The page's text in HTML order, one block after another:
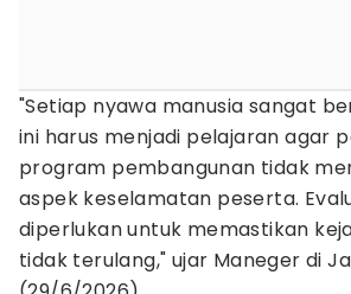
"Setiap nyawa manusia sangat
ini harus menjadi pelajaran agar
program pembangunan tidak
aspek keselamatan peserta.
diperlukan untuk memastikan
tidak terulang," ujar Maneger di